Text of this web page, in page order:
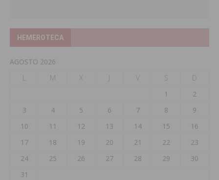
HEMEROTECA
AGOSTO 2026
L
M X J V S
D
1
2
3
4 5 6 7 8
9
10
11 12 13 14 15
16
17
18 19 20 21 22
23
24
25 26 27 28 29
30
31